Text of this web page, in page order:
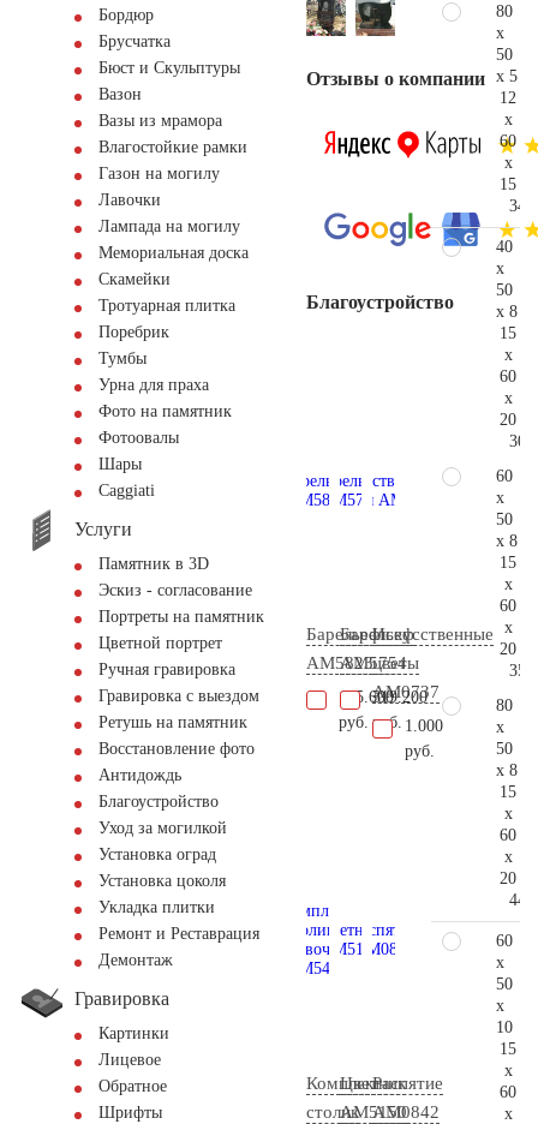
Бордюр
Брусчатка
Бюст и Скульптуры
Вазон
Вазы из мрамора
Влагостойкие рамки
Газон на могилу
Лавочки
Лампада на могилу
Мемориальная доска
Скамейки
Тротуарная плитка
Поребрик
Тумбы
Урна для праха
Фото на памятник
Фотоовалы
Шары
Сaggiati
Услуги
Памятник в 3D
Эскиз - согласование
Портреты на памятник
Цветной портрет
Ручная гравировка
Гравировка с выездом
Ретушь на памятник
Восстановление фото
Антидождь
Благоустройство
Уход за могилкой
Установка оград
Установка цоколя
Укладка плитки
Ремонт и Реставрация
Демонтаж
Гравировка
Картинки
Лицевое
Обратное
Шрифты
Отзывы о компании
Благоустройство
Барельеф
AM5823
165.600
руб.
Барельеф
AM5754
319.200
руб.
Искусственные
цветы
AM0737
1.000
руб.
Комплект
столик
Цветник
AM5150
Распятие
AM0842
80
x
50
x 5
12
x
60
x
15
40
x
50
x 8
15
x
60
x
20
60
x
50
x 8
15
x
60
x
20
80
x
50
x 8
15
x
60
x
20
60
x
50
x
10
15
x
60
x